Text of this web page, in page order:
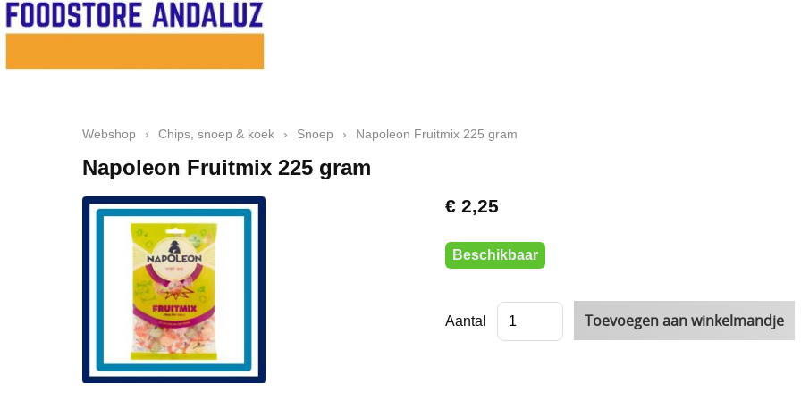
Webshop › Chips, snoep & koek › Snoep › Napoleon Fruitmix 225 gram
Napoleon Fruitmix 225 gram
€ 2,25
Beschikbaar
Aantal